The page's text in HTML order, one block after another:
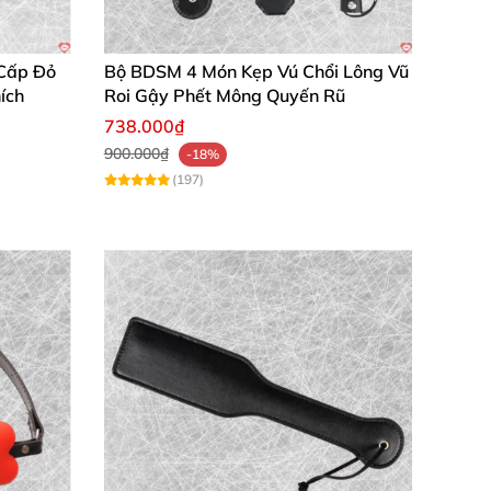
phần thưởng foreplay đầy mê hoặc. Bộ trò
giờ hết!
sự. Vợ chồng bận rộn mà thử vài ván là
đẹp, foreplay thú vị, tụi mình chơi mãi
Đỏ
Bộ BDSM 4 Món Kẹp Vú Chổi Lông Vũ
Roi Gậy Phết Mông Quyến Rũ
738.000₫
900.000₫
-18%
(197)